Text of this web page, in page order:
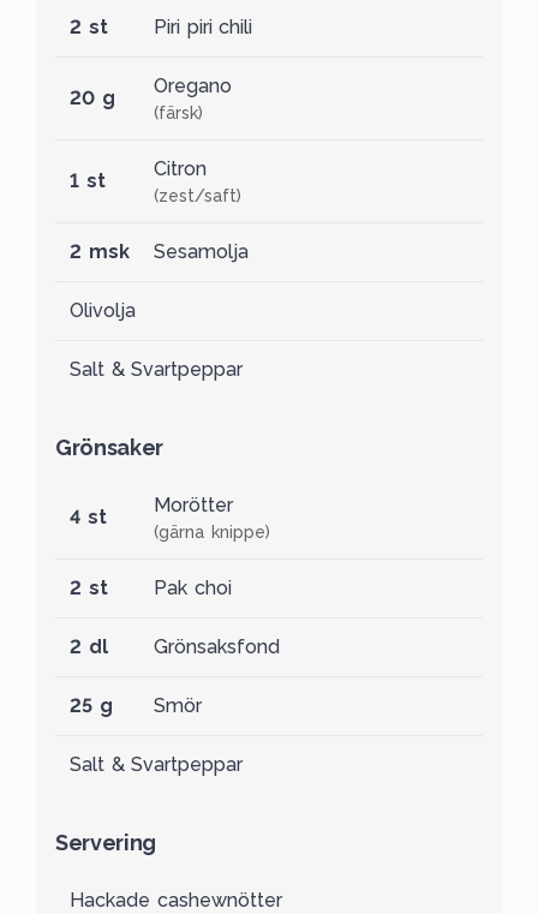
2 st Piri piri chili
20 g
Oregano
(färsk)
1 st
Citron
(zest/saft)
2 msk Sesamolja
Olivolja
Salt & Svartpeppar
Grönsaker
4 st
Morötter
(gärna knippe)
2 st Pak choi
2 dl Grönsaksfond
25 g Smör
Salt & Svartpeppar
Servering
Hackade cashewnötter